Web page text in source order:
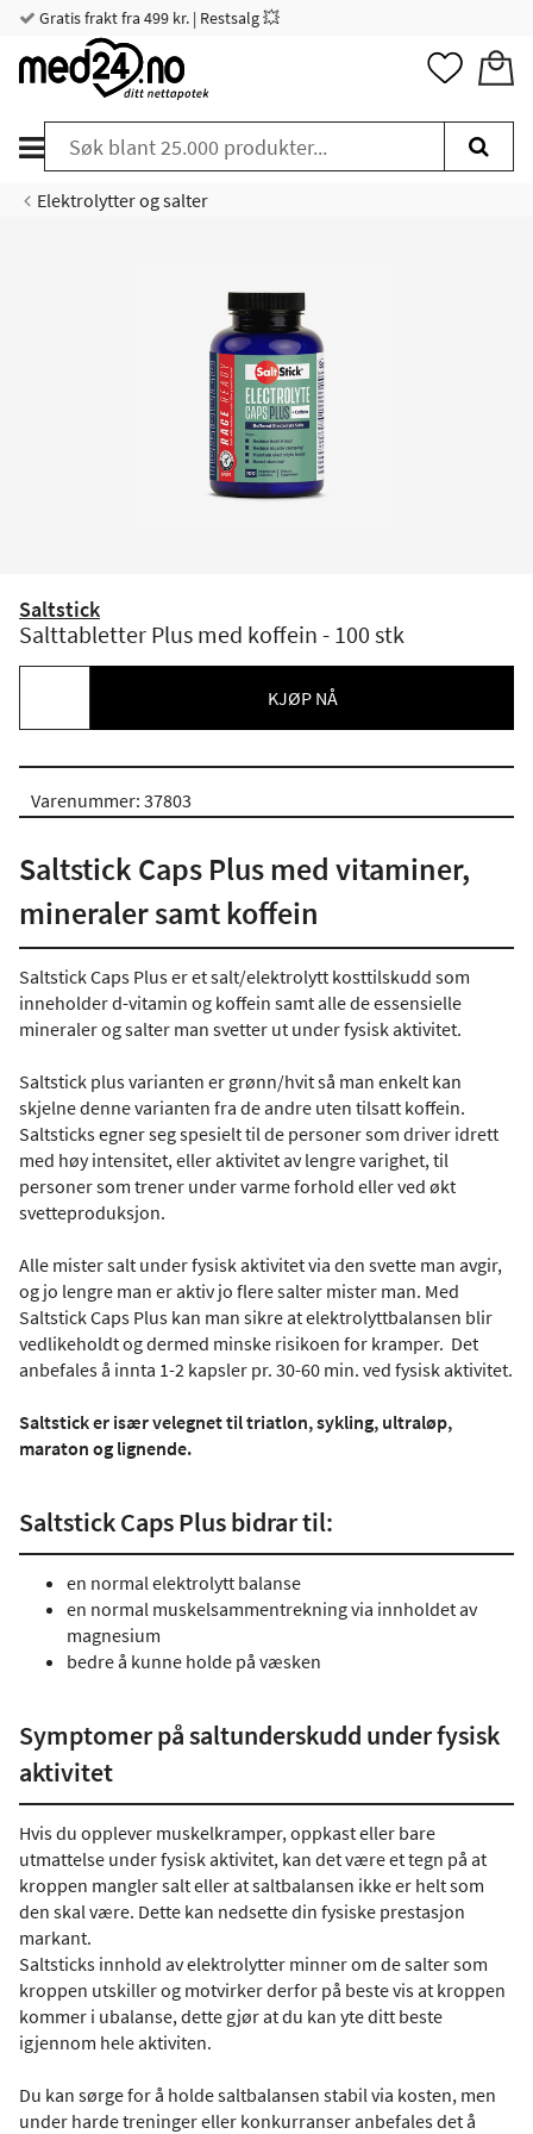
Gratis frakt fra 499 kr. | Restsalg 💥
Elektrolytter og salter
Saltstick
Salttabletter Plus med koffein - 100 stk
KJØP NÅ
Varenummer: 37803
Saltstick Caps Plus med vitaminer,
mineraler samt koffein
Saltstick Caps Plus er et salt/elektrolytt kosttilskudd som
inneholder d-vitamin og koffein samt alle de essensielle
mineraler og salter man svetter ut under fysisk aktivitet.
Saltstick plus varianten er grønn/hvit så man enkelt kan
skjelne denne varianten fra de andre uten tilsatt koffein.
Saltsticks egner seg spesielt til de personer som driver idrett
med høy intensitet, eller aktivitet av lengre varighet, til
personer som trener under varme forhold eller ved økt
svetteproduksjon.
Alle mister salt under fysisk aktivitet via den svette man avgir,
og jo lengre man er aktiv jo flere salter mister man. Med
Saltstick Caps Plus kan man sikre at elektrolyttbalansen blir
vedlikeholdt og dermed minske risikoen for kramper. Det
anbefales å innta 1-2 kapsler pr. 30-60 min. ved fysisk aktivitet.
Saltstick er især velegnet til triatlon, sykling, ultraløp,
maraton og lignende.
Saltstick Caps Plus bidrar til:
en normal elektrolytt balanse
en normal muskelsammentrekning via innholdet av
magnesium
bedre å kunne holde på væsken
Symptomer på saltunderskudd under fysisk
aktivitet
Hvis du opplever muskelkramper, oppkast eller bare
utmattelse under fysisk aktivitet, kan det være et tegn på at
kroppen mangler salt eller at saltbalansen ikke er helt som
den skal være. Dette kan nedsette din fysiske prestasjon
markant.
Saltsticks innhold av elektrolytter minner om de salter som
kroppen utskiller og motvirker derfor på beste vis at kroppen
kommer i ubalanse, dette gjør at du kan yte ditt beste
igjennom hele aktiviten.
Du kan sørge for å holde saltbalansen stabil via kosten, men
under harde treninger eller konkurranser anbefales det å